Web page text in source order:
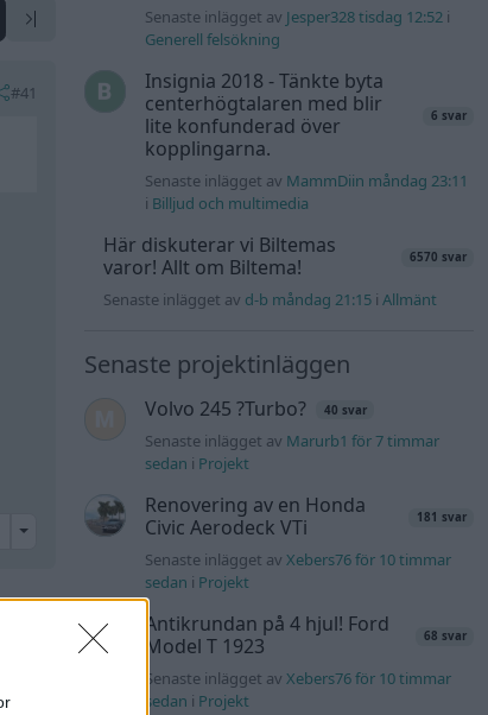
#41
All reactions
Senaste inlägget av Jesper328 tisdag 12:52 i
Generell felsökning
Insignia 2018 - Tänkte byta
centerhögtalaren med blir
lite konfunderad över
kopplingarna.
6 svar
Senaste inlägget av MammDiin måndag 23:11
i Billjud och multimedia
Här diskuterar vi Biltemas
varor! Allt om Biltema!
6570 svar
Senaste inlägget av d-b måndag 21:15 i Allmänt
Senaste projektinläggen
Volvo 245 ?Turbo? 40 svar
Senaste inlägget av Marurb1 för 7 timmar
sedan i Projekt
Renovering av en Honda
Civic Aerodeck VTi
181 svar
Senaste inlägget avXebers76 för 10 timmar
sedan i Projekt
Antikrundan på 4 hjul! Ford
Model T 1923
68 svar
Senaste inlägget avXebers76 för 10 timmar
sedan i Projekt